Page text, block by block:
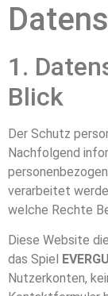
1.
Blick
Der Schutz
Nachfolgend
verarbeitet
welche Rechte
Diese Website
das Spiel
Nutzerkonten,